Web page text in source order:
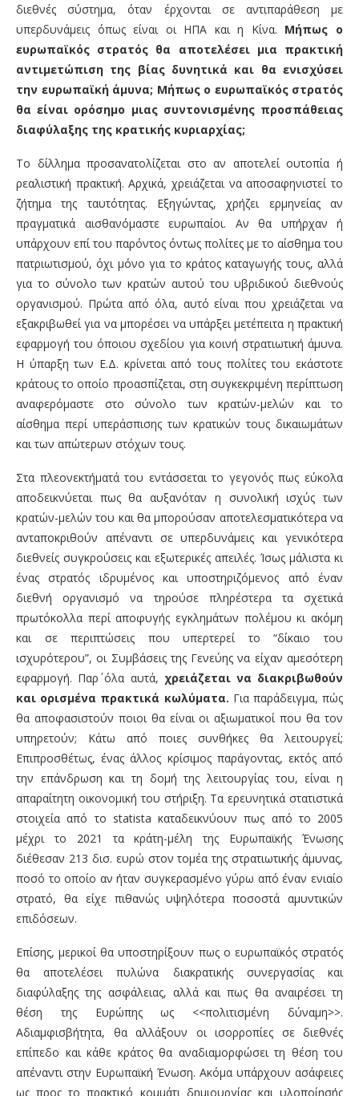
διεθνές σύστημα, όταν έρχονται σε αντιπαράθεση με
υπερδυνάμεις όπως είναι οι ΗΠΑ και η Κίνα. Μήπως ο
ευρωπαϊκός στρατός θα αποτελέσει μια πρακτική
αντιμετώπιση της βίας δυνητικά και θα ενισχύσει
την ευρωπαϊκή άμυνα; Μήπως ο ευρωπαϊκός στρατός
θα είναι ορόσημο μιας συντονισμένης προσπάθειας
διαφύλαξης της κρατικής κυριαρχίας;
Το δίλλημα προσανατολίζεται στο αν αποτελεί ουτοπία ή
ρεαλιστική πρακτική. Αρχικά, χρειάζεται να αποσαφηνιστεί το
ζήτημα της ταυτότητας. Εξηγώντας, χρήζει ερμηνείας αν
πραγματικά αισθανόμαστε ευρωπαίοι. Αν θα υπήρχαν ή
υπάρχουν επί του παρόντος όντως πολίτες με το αίσθημα του
πατριωτισμού, όχι μόνο για το κράτος καταγωγής τους, αλλά
για το σύνολο των κρατών αυτού του υβριδικού διεθνούς
οργανισμού. Πρώτα από όλα, αυτό είναι που χρειάζεται να
εξακριβωθεί για να μπορέσει να υπάρξει μετέπειτα η πρακτική
εφαρμογή του όποιου σχεδίου για κοινή στρατιωτική άμυνα.
Η ύπαρξη των Ε.Δ. κρίνεται από τους πολίτες του εκάστοτε
κράτους το οποίο προασπίζεται, στη συγκεκριμένη περίπτωση
αναφερόμαστε στο σύνολο των κρατών-μελών και το
αίσθημα περί υπεράσπισης των κρατικών τους δικαιωμάτων
και των απώτερων στόχων τους.
Στα πλεονεκτήματά του εντάσσεται το γεγονός πως εύκολα
αποδεικνύεται πως θα αυξανόταν η συνολική ισχύς των
κρατών-μελών του και θα μπορούσαν αποτελεσματικότερα να
ανταποκριθούν απέναντι σε υπερδυνάμεις και γενικότερα
διεθνείς συγκρούσεις και εξωτερικές απειλές. Ίσως μάλιστα κι
ένας στρατός ιδρυμένος και υποστηριζόμενος από έναν
διεθνή οργανισμό να τηρούσε πληρέστερα τα σχετικά
πρωτόκολλα περί αποφυγής εγκλημάτων πολέμου κι ακόμη
και σε περιπτώσεις που υπερτερεί το “δίκαιο του
ισχυρότερου”, οι Συμβάσεις της Γενεύης να είχαν αμεσότερη
εφαρμογή. Παρ΄ όλα αυτά, χρειάζεται να διακριβωθούν
και ορισμένα πρακτικά κωλύματα. Για παράδειγμα, πώς
θα αποφασιστούν ποιοι θα είναι οι αξιωματικοί που θα τον
υπηρετούν; Κάτω από ποιες συνθήκες θα λειτουργεί;
Επιπροσθέτως, ένας άλλος κρίσιμος παράγοντας, εκτός από
την επάνδρωση και τη δομή της λειτουργίας του, είναι η
απαραίτητη οικονομική του στήριξη. Τα ερευνητικά στατιστικά
στοιχεία από το statista καταδεικνύουν πως από το 2005
μέχρι το 2021 τα κράτη-μέλη της Ευρωπαϊκής Ένωσης
διέθεσαν 213 δισ. ευρώ στον τομέα της στρατιωτικής άμυνας,
ποσό το οποίο αν ήταν συγκερασμένο γύρω από έναν ενιαίο
στρατό, θα είχε πιθανώς υψηλότερα ποσοστά αμυντικών
επιδόσεων.
Επίσης, μερικοί θα υποστηρίξουν πως ο ευρωπαϊκός στρατός
θα αποτελέσει πυλώνα διακρατικής συνεργασίας και
διαφύλαξης της ασφάλειας, αλλά και πως θα αναιρέσει τη
θέση της Ευρώπης ως <<πολιτισμένη δύναμη>>.
Αδιαμφισβήτητα, θα αλλάξουν οι ισορροπίες σε διεθνές
επίπεδο και κάθε κράτος θα αναδιαμορφώσει τη θέση του
απέναντι στην Ευρωπαϊκή Ένωση. Ακόμα υπάρχουν ασάφειες
ως προς το πρακτικό κομμάτι δημιουργίας και υλοποίησής